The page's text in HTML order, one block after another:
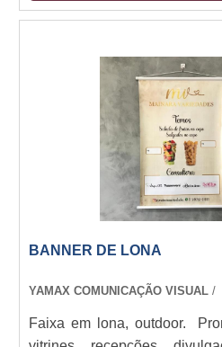
documentos, placas
peças de acordo com a
cliente.Previna acidentes.
prejuízos. Utilize os
para falicitar a ....
BANNER DE LONA
YAMAX COMUNICAÇÃO VISUAL /
Faixa em lona, outdoor.